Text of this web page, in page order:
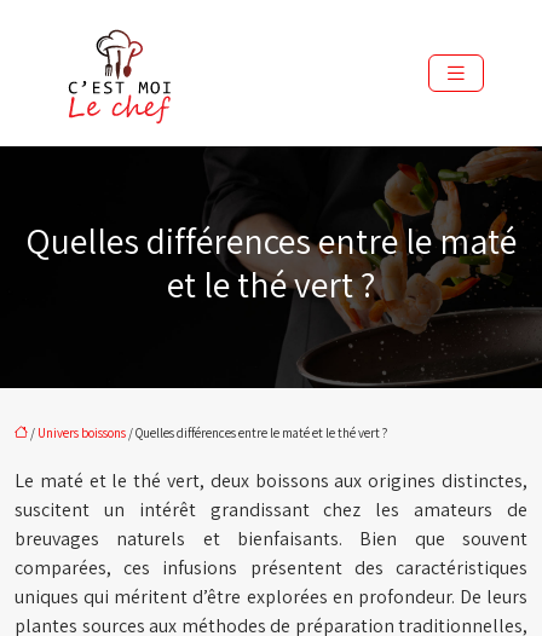
Quelles différences entre le maté
et le thé vert ?
/ Univers boissons / Quelles différences entre le maté et le thé vert ?
Le maté et le thé vert, deux boissons aux origines distinctes,
suscitent un intérêt grandissant chez les amateurs de
breuvages naturels et bienfaisants. Bien que souvent
comparées, ces infusions présentent des caractéristiques
uniques qui méritent d’être explorées en profondeur. De leurs
plantes sources aux méthodes de préparation traditionnelles,